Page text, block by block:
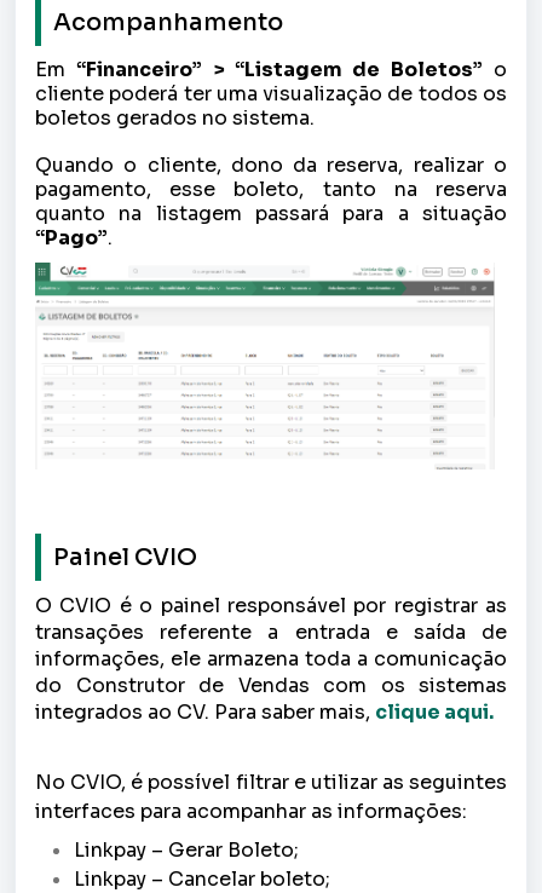
Acompanhamento
Em“Financeiro” > “Listagem de Boletos” o
cliente poderá ter uma visualização de todos os
boletos gerados no sistema.
Quando o cliente, dono da reserva, realizar o
pagamento, esse boleto, tanto na reserva
quanto na listagem passará para a situação
“Pago”.
Painel CVIO
O CVIO é o painel responsável por registrar as
transações referente a entrada e saída de
informações, ele armazena toda a comunicação
do Construtor de Vendas com os sistemas
integrados ao CV. Para saber mais, clique aqui.
No CVIO, é possível filtrar e utilizar as seguintes
interfaces para acompanhar as informações:
Linkpay – Gerar Boleto;
Linkpay – Cancelar boleto;